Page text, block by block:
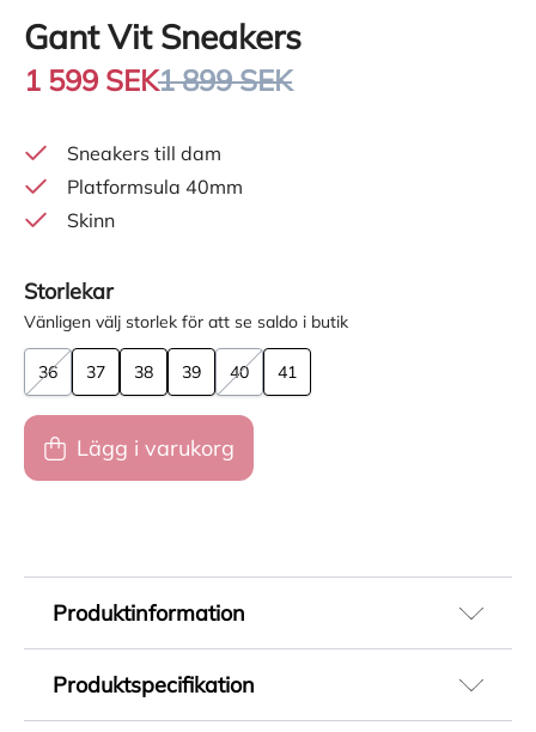
Gant Vit Sneakers
1 599 SEK1 899 SEK
Sneakers till dam
Platformsula 40mm
Skinn
Storlekar
Vänligen välj storlek för att se saldo i butik
36 37 38 39 40 41
Lägg i varukorg
Produktinformation
med en beige platåsula på cirka 40 mm som ger
Produktspecifikation